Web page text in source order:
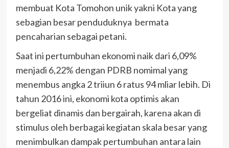
membuat Kota Tomohon unik yakni Kota yang
sebagian besar penduduknya bermata
pencaharian sebagai petani.
Saat ini pertumbuhan ekonomi naik dari 6,09%
menjadi 6,22% dengan PDRB nomimal yang
menembus angka 2 triiun 6 ratus 94 mliar lebih. Di
tahun 2016 ini, ekonomi kota optimis akan
bergeliat dinamis dan bergairah, karena akan di
stimulus oleh berbagai kegiatan skala besar yang
menimbulkan dampak pertumbuhan antara lain